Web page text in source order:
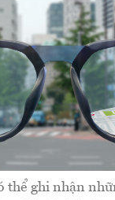
thể ghi nhận